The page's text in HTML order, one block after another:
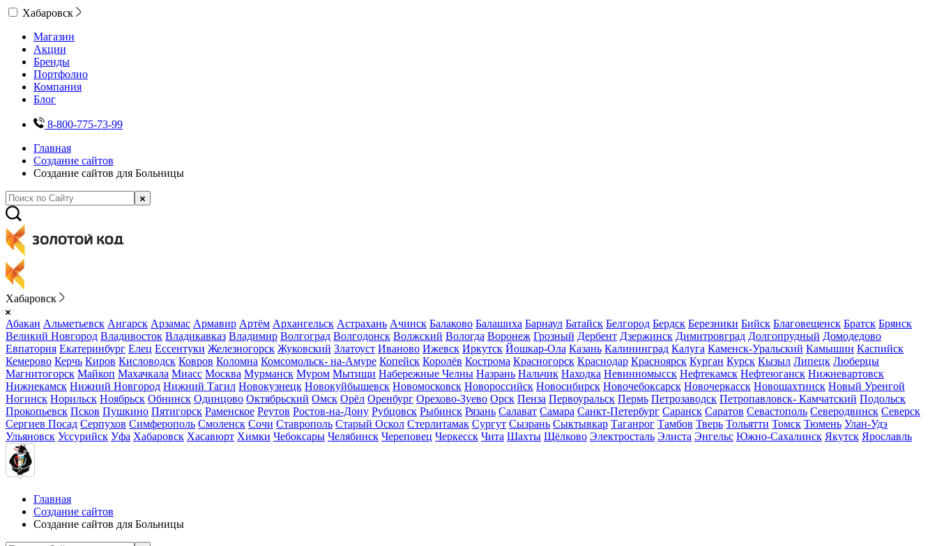
Хабаровск
Магазин
Акции
Бренды
Портфолио
Компания
Блог
8-800-775-73-99
Главная
Создание сайтов
Создание сайтов для Больницы
Хабаровск
Абакан Альметьевск Ангарск Арзамас Армавир Артём Архангельск Астрахань Ачинск Балаково Балашиха Барнаул Батайск Белгород Бердск Березники Бийск Благовещенск Братск Брянск
Великий Новгород Владивосток Владикавказ Владимир Волгоград Волгодонск Волжский Вологда Воронеж Грозный Дербент Дзержинск Димитровград Долгопрудный Домодедово
Евпатория Екатеринбург Елец Ессентуки Железногорск Жуковский Златоуст Иваново Ижевск Иркутск Йошкар-Ола Казань Калининград Калуга Каменск-Уральский Камышин Каспийск
Кемерово Керчь Киров Кисловодск Ковров Коломна Комсомольск- на-Амуре Копейск Королёв Кострома Красногорск Краснодар Красноярск Курган Курск Кызыл Липецк Люберцы
Магнитогорск Майкоп Махачкала Миасс Москва Мурманск Муром Мытищи Набережные Челны Назрань Нальчик Находка Невинномысск Нефтекамск Нефтеюганск Нижневартовск
Нижнекамск Нижний Новгород Нижний Тагил Новокузнецк Новокуйбышевск Новомосковск Новороссийск Новосибирск Новочебоксарск Новочеркасск Новошахтинск Новый Уренгой
Ногинск Норильск Ноябрьск Обнинск Одинцово Октябрьский Омск Орёл Оренбург Орехово-Зуево Орск Пенза Первоуральск Пермь Петрозаводск Петропавловск- Камчатский Подольск
Прокопьевск Псков Пушкино Пятигорск Раменское Реутов Ростов-на-Дону Рубцовск Рыбинск Рязань Салават Самара Санкт-Петербург Саранск Саратов Севастополь Северодвинск Северск
Сергиев Посад Серпухов Симферополь Смоленск Сочи Ставрополь Старый Оскол Стерлитамак Сургут Сызрань Сыктывкар Таганрог Тамбов Тверь Тольятти Томск Тюмень Улан-Удэ
Ульяновск Уссурийск Уфа Хабаровск Хасавюрт Химки Чебоксары Челябинск Череповец Черкесск Чита Шахты Щёлково Электросталь Элиста Энгельс Южно-Сахалинск Якутск Ярославль
Главная
Создание сайтов
Создание сайтов для Больницы